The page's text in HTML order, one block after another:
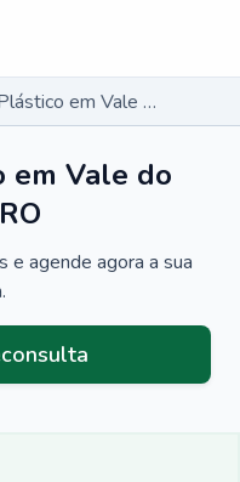
Cirurgião Plástico em Vale do Anari - RO
em Vale do
agende agora a sua